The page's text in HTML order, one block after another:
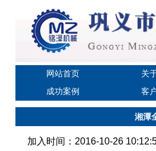
网站首页 关
成功案例
客
湘潭
加入时间：2016-10-26